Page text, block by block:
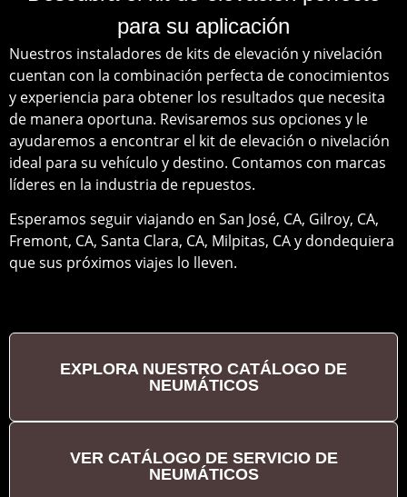
para su aplicación
Nuestros instaladores de kits de elevación y nivelación
cuentan con la combinación perfecta de conocimientos
y experiencia para obtener los resultados que necesita
de manera oportuna. Revisaremos sus opciones y le
ayudaremos a encontrar el kit de elevación o nivelación
ideal para su vehículo y destino. Contamos con marcas
líderes en la industria de repuestos.
Esperamos seguir viajando en San José, CA, Gilroy, CA,
Fremont, CA, Santa Clara, CA, Milpitas, CA y dondequiera
que sus próximos viajes lo lleven.
EXPLORA NUESTRO CATÁLOGO DE
NEUMÁTICOS
VER CATÁLOGO DE SERVICIO DE
NEUMÁTICOS